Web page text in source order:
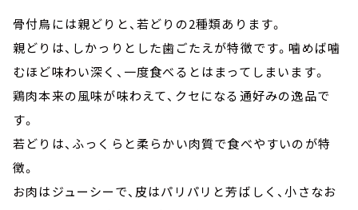
骨付鳥には親どりと、若どりの2種類あります。
親どりは、しかっりとした歯ごたえが特徴です。噛めば噛
むほど味わい深く、一度食べるとはまってしまいます。
鶏肉本来の風味が味わえて、クセになる通好みの逸品で
す。
若どりは、ふっくらと柔らかい肉質で食べやすいのが特
徴。
お肉はジューシーで、皮はパリパリと芳ばしく、小さなお